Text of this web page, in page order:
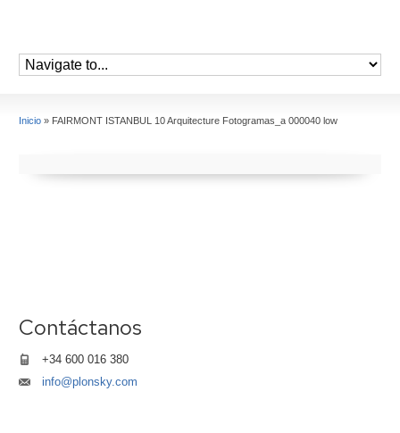
Inicio » FAIRMONT ISTANBUL 10 Arquitecture Fotogramas_a 000040 low
Contáctanos
+34 600 016 380
info@plonsky.com